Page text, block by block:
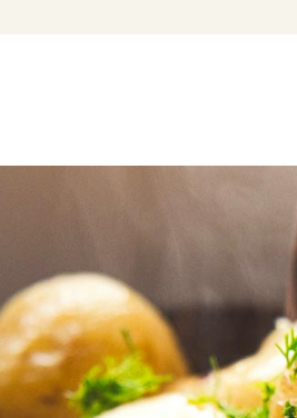
Πότε γνωρίσαμε την
Η πατάτα έχει καταγωγή από
τα υψίπεδα του Μεξικού, του
Σύμφωνα με ιστορικά στοιχεία,
γνώριζαν και
χρόνια.